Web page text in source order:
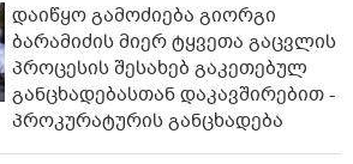
დაიწყო გამოძიება გიორგი
ბარამიძის მიერ ტყვეთა გაცვლის
პროცესის შესახებ გაკეთებულ
განცხადებასთან დაკავშირებით -
პროკურატურის განცხადება